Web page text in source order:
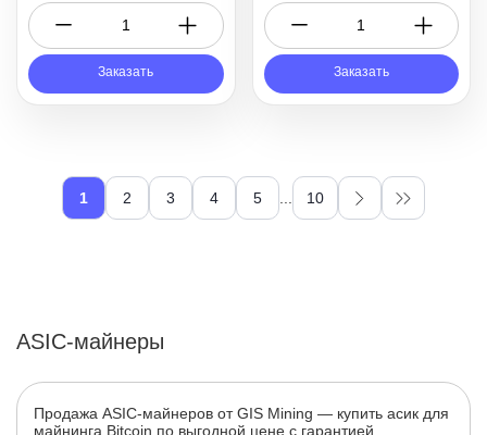
Заказать Заказать
1 2 3 4 5 10
ASIC-майнеры
Продажа ASIC-майнеров от GIS Mining — купить асик для
майнинга Bitcoin по выгодной цене с гарантией